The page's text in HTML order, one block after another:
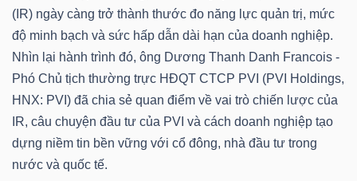
(IR) ngày càng trở thành thước đo năng lực quản trị, mức
độ minh bạch và sức hấp dẫn dài hạn của doanh nghiệp.
Nhìn lại hành trình đó, ông Dương Thanh Danh Francois -
Phó Chủ tịch thường trực HĐQT CTCP PVI (PVI Holdings,
HNX: PVI) đã chia sẻ quan điểm về vai trò chiến lược của
IR, câu chuyện đầu tư của PVI và cách doanh nghiệp tạo
dựng niềm tin bền vững với cổ đông, nhà đầu tư trong
nước và quốc tế.